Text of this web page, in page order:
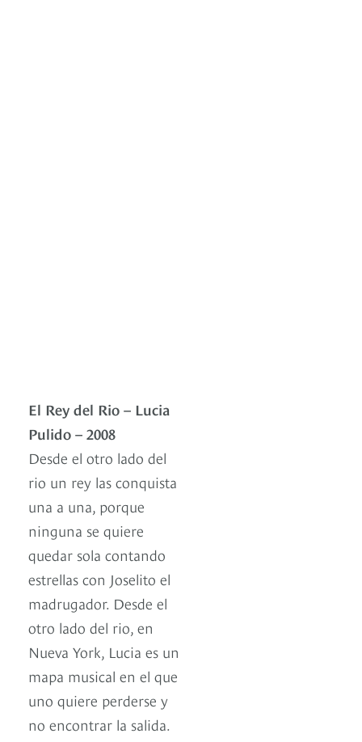
El Rey del Rio – Lucia
Pulido – 2008
Desde el otro lado del
rio un rey las conquista
una a una, porque
ninguna se quiere
quedar sola contando
estrellas con Joselito el
madrugador. Desde el
otro lado del rio, en
Nueva York, Lucia es un
mapa musical en el que
uno quiere perderse y
no encontrar la salida.